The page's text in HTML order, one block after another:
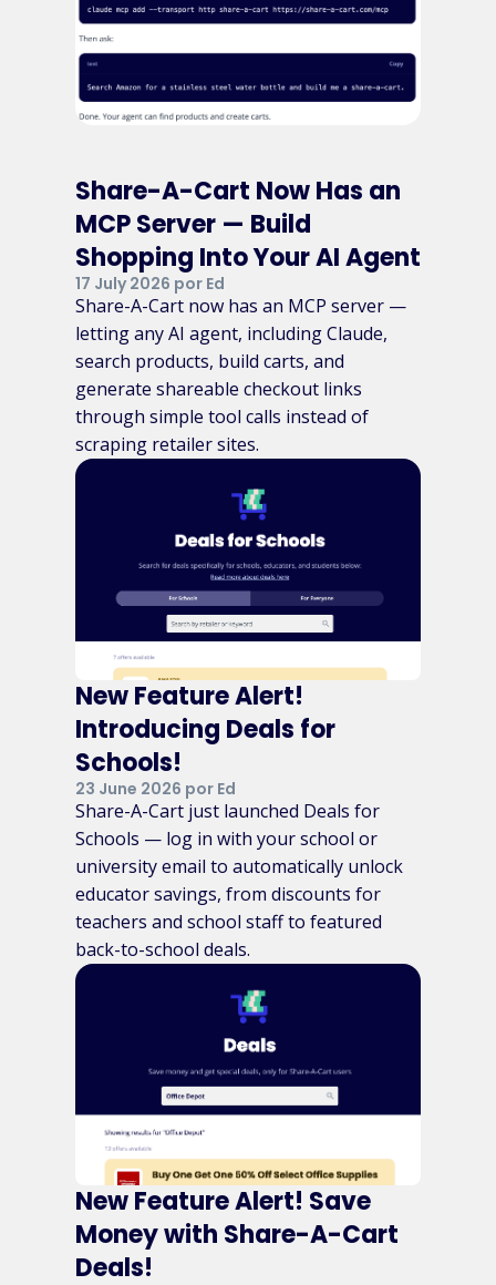
Share-A-Cart Now Has an
MCP Server — Build
Shopping Into Your AI Agent
17 July 2026 por Ed
Share-A-Cart now has an MCP server —
letting any AI agent, including Claude,
search products, build carts, and
generate shareable checkout links
through simple tool calls instead of
scraping retailer sites.
New Feature Alert!
Introducing Deals for
Schools!
23 June 2026 por Ed
Share-A-Cart just launched Deals for
Schools — log in with your school or
university email to automatically unlock
educator savings, from discounts for
teachers and school staff to featured
back-to-school deals.
New Feature Alert! Save
Money with Share-A-Cart
Deals!